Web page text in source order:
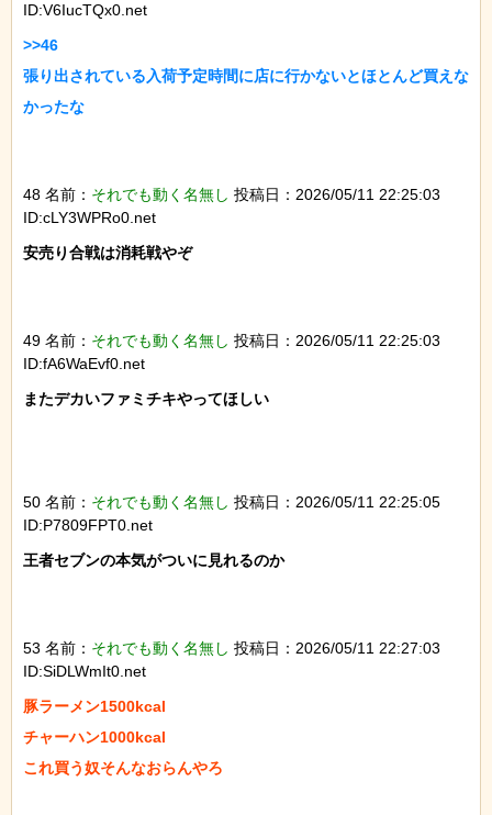
ID:V6IucTQx0.net
>>46
張り出されている入荷予定時間に店に行かないとほとんど買えな
かったな
48 名前： それでも動く名無し 投稿日：2026/05/11 22:25:03
ID:cLY3WPRo0.net
安売り合戦は消耗戦やぞ
49 名前： それでも動く名無し 投稿日：2026/05/11 22:25:03
ID:fA6WaEvf0.net
またデカいファミチキやってほしい
50 名前： それでも動く名無し 投稿日：2026/05/11 22:25:05
ID:P7809FPT0.net
王者セブンの本気がついに見れるのか
53 名前： それでも動く名無し 投稿日：2026/05/11 22:27:03
ID:SiDLWmIt0.net
豚ラーメン1500kcal
チャーハン1000kcal
これ買う奴そんなおらんやろ